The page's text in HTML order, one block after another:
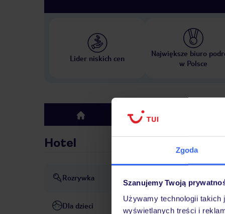
Zgoda
Szanujemy Twoją
Używamy technologii
wyświetlanych treści i
Lider niskich cen
Największe biuro
w Polsce
top Hotel
Hotel
Rozrywka Animacje Muzyka na żywo
Dla dzieci Kids Club